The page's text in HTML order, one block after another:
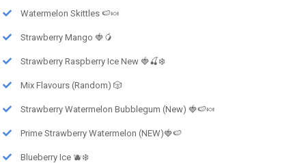
Watermelon Skittles 🍉🍬
Strawberry Mango 🍓🥭
Strawberry Raspberry Ice New 🍓🍒❄️
Mix Flavours (Random) 🎲
Strawberry Watermelon Bubblegum (New) 🍓🍉🍬
Prime Strawberry Watermelon (NEW)🍓🍉
Blueberry Ice 🫐❄️